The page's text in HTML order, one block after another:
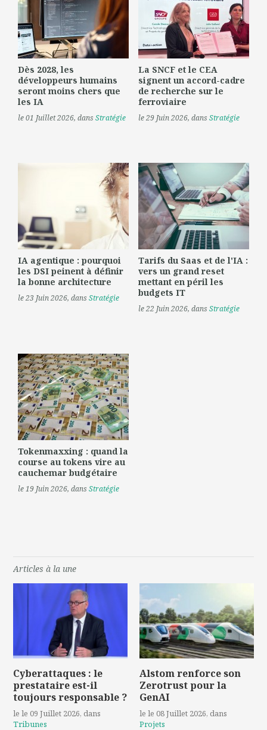
Dès 2028, les
développeurs humains
seront moins chers que
les IA
le 01 Juillet 2026, dansStratégie
La SNCF et le CEA
signent un accord-cadre
de recherche sur le
ferroviaire
le 29 Juin 2026, dansStratégie
IA agentique : pourquoi
les DSI peinent à définir
la bonne architecture
le 23 Juin 2026, dansStratégie
Tarifs du Saas et de l'IA :
vers un grand reset
mettant en péril les
budgets IT
le 22 Juin 2026, dansStratégie
Tokenmaxxing : quand la
course au tokens vire au
cauchemar budgétaire
le 19 Juin 2026, dansStratégie
Articles à la une
Cyberattaques : le
prestataire est-il
toujours responsable ?
le le 09 Juillet 2026, dans
Tribunes
Alstom renforce son
Zerotrust pour la
GenAI
le le 08 Juillet 2026, dans
Projets